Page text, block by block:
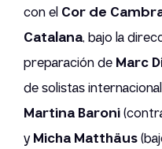
con el Cor de
Catalana, bajo la
preparación de Marc
de solistas
Martina Baroni
yMicha Matthäus